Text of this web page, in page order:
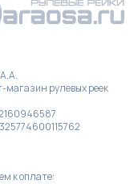
к оплате:
магазин рулевых реек